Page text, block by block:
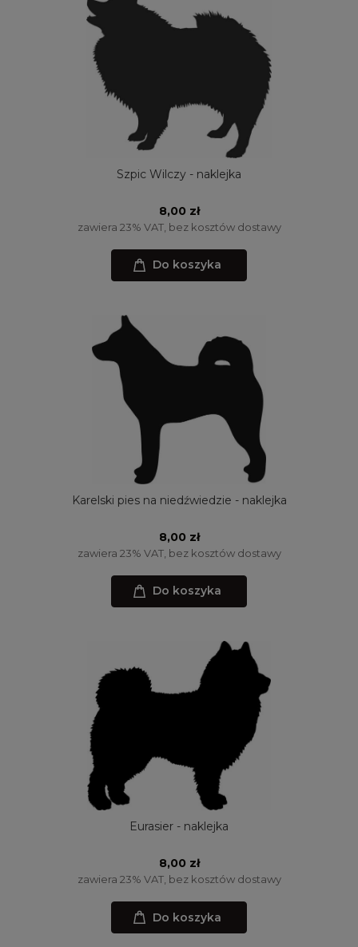
Szpic Wilczy - naklejka
8,00 zł
zawiera 23% VAT, bez kosztów dostawy
Do koszyka
Karelski pies na niedźwiedzie - naklejka
8,00 zł
zawiera 23% VAT, bez kosztów dostawy
Do koszyka
Eurasier - naklejka
8,00 zł
zawiera 23% VAT, bez kosztów dostawy
Do koszyka